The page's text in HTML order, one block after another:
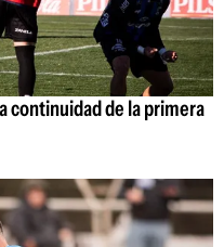
continuidad de la primera